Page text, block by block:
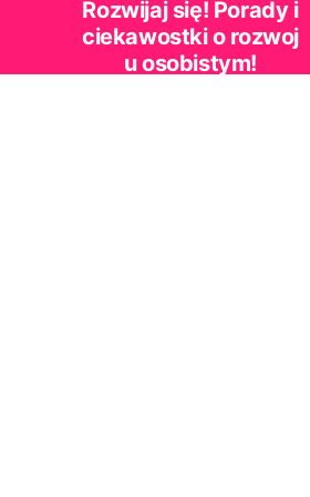
Rozwijaj się! Porady i
ciekawostki o rozwoj
u osobistym!